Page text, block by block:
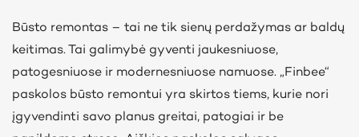
Būsto remontas – tai ne tik sienų perdažymas ar baldų
keitimas. Tai galimybė gyventi jaukesniuose,
patogesniuose ir modernesniuose namuose. „Finbee“
paskolos būsto remontui yra skirtos tiems, kurie nori
įgyvendinti savo planus greitai, patogiai ir be